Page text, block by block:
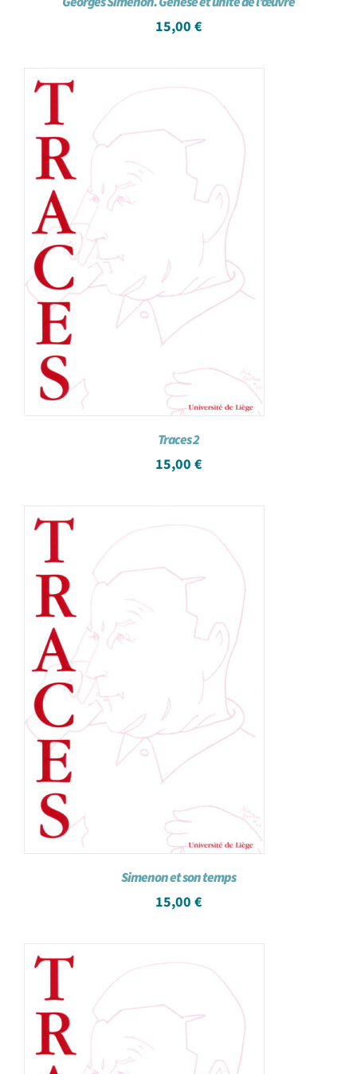
15,00 €
Traces 2
15,00 €
Simenon et son temps
15,00 €